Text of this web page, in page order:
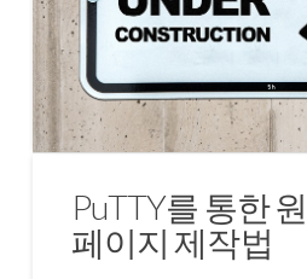
PuTTY를 통한
페이지 제작법